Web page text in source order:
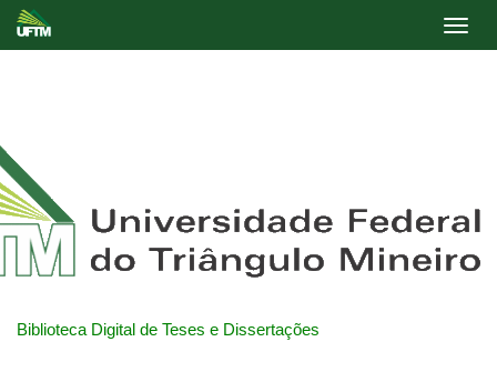
Biblioteca Digital de Teses e Dissertações